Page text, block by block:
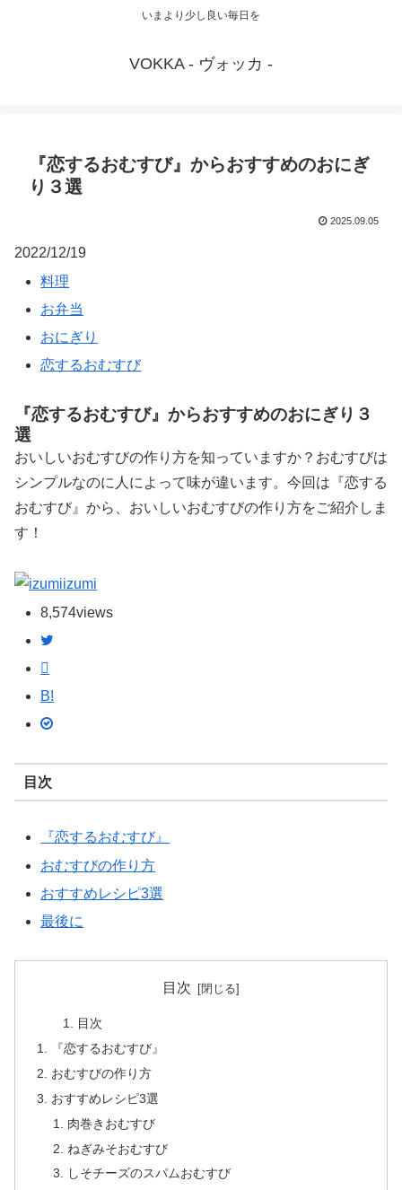
いまより少し良い毎日を
VOKKA - ヴォッカ -
『恋するおむすび』からおすすめのおにぎ
り３選
2025.09.05
2022/12/19
料理
お弁当
おにぎり
恋するおむすび
『恋するおむすび』からおすすめのおにぎり３
選
おいしいおむすびの作り方を知っていますか？おむすびは
シンプルなのに人によって味が違います。今回は『恋する
おむすび』から、おいしいおむすびの作り方をご紹介しま
す！
izumi
8,574views
B!
目次
『恋するおむすび』
おむすびの作り方
おすすめレシピ3選
最後に
目次
目次
『恋するおむすび』
おむすびの作り方
おすすめレシピ3選
肉巻きおむすび
ねぎみそおむすび
しそチーズのスパムおむすび